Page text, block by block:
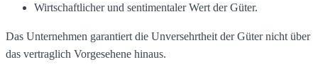
Wirtschaftlicher und sentimentaler Wert der Güter.
Das Unternehmen garantiert die Unversehrtheit der Güter nicht über
das vertraglich Vorgesehene hinaus.